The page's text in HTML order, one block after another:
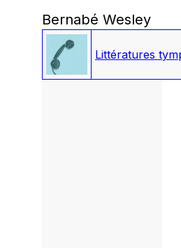
Bernabé Wesley
Littératures